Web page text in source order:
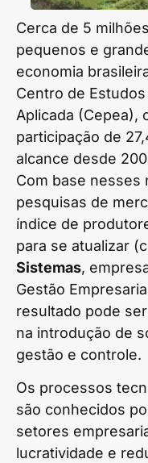
Cerca de 5
pequenos e
economia
Centro de
Aplicada (Cepea),
participação de
alcance desde
Com base nesses
pesquisas de
índice de
para se atualizar
Sistemas,
Gestão
resultado pode
na introdução de
gestão e controle.
Os processos
são conhecidos
setores
lucratividade e